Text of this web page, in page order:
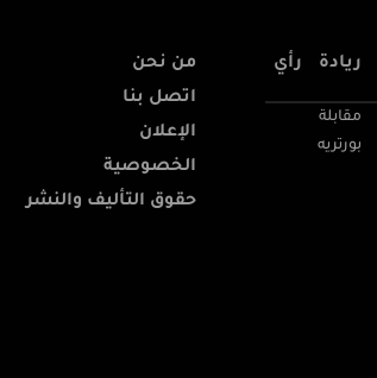
من نحن
اتصل بنا
الإعلان
الخصوصية
حقوق التأليف والنشر
ريادة
مقابلة
بورتريه
رأي